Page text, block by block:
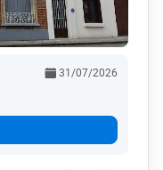
31/07/2026